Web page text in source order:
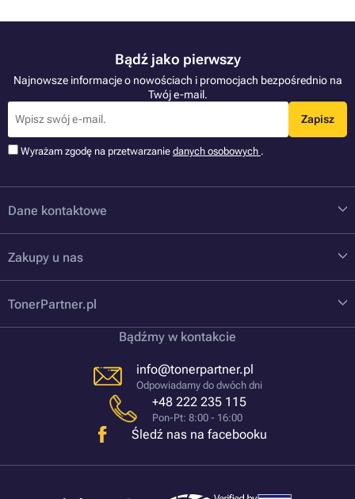
Bądź jako pierwszy
Najnowsze informacje o nowościach i promocjach bezpośrednio na
Twój e-mail.
Zapisz
Wyrażam zgodę na przetwarzanie danych osobowych .
Dane kontaktowe
Zakupy u nas
TonerPartner.pl
Bądźmy w kontakcie
info@tonerpartner.pl
Odpowiadamy do dwóch dni
+48 222 235 115
Pon-Pt: 8:00 - 16:00
Śledź nas na facebooku